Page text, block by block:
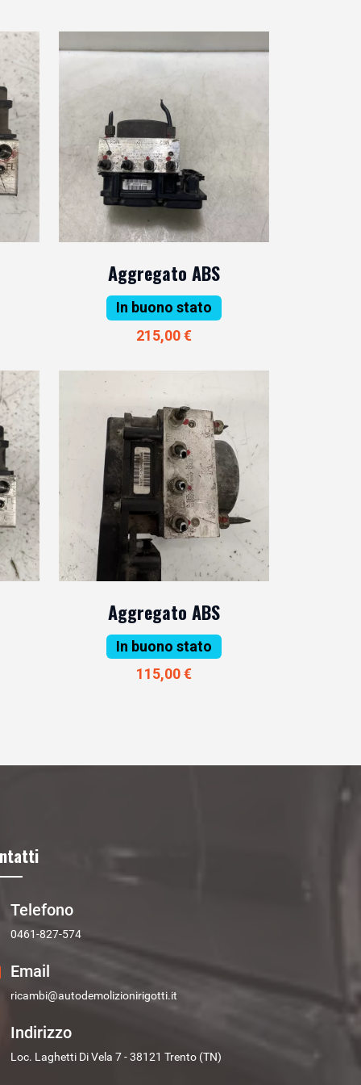
Aggregato ABS
In buono stato
215,00 €
Aggregato ABS
In buono stato
115,00 €
Telefono
0461-827-574
Email
ricambi@autodemolizionirigotti.it
Indirizzo
Loc. Laghetti Di Vela 7 - 38121 Trento (TN)